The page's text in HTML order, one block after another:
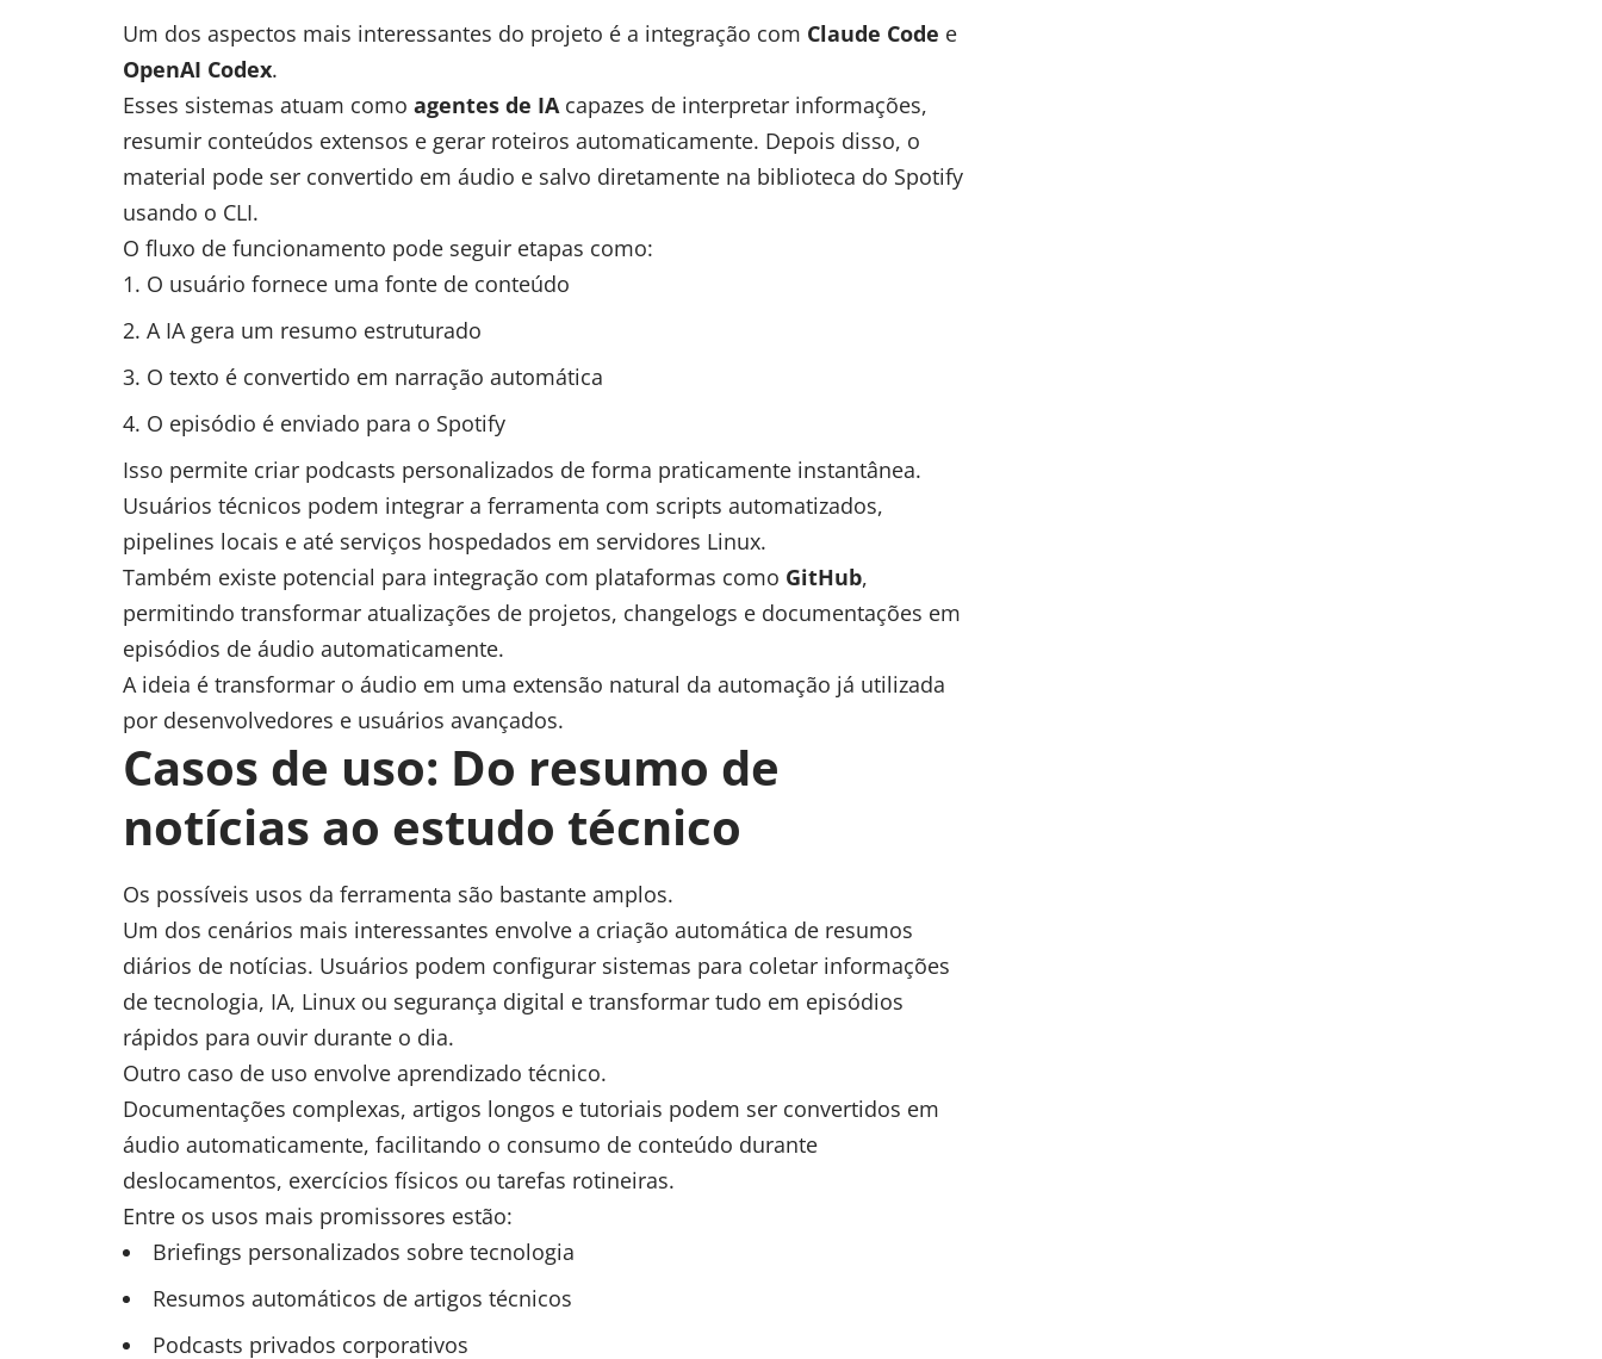
Um dos aspectos mais interessantes do projeto é a integração com Claude Code e
OpenAI Codex.
Esses sistemas atuam como agentes de IAcapazes de interpretar informações,
resumir conteúdos extensos e gerar roteiros automaticamente. Depois disso, o
material pode ser convertido em áudio e salvo diretamente na biblioteca do Spotify
usando o CLI.
O fluxo de funcionamento pode seguir etapas como:
O usuário fornece uma fonte de conteúdo
A IA gera um resumo estruturado
O texto é convertido em narração automática
O episódio é enviado para o Spotify
Isso permite criar podcasts personalizados de forma praticamente instantânea.
Usuários técnicos podem integrar a ferramenta com scripts automatizados,
pipelines locais e até serviços hospedados em servidores Linux.
Também existe potencial para integração com plataformas como GitHub,
permitindo transformar atualizações de projetos, changelogs e documentações em
episódios de áudio automaticamente.
A ideia é transformar o áudio em uma extensão natural da automação já utilizada
por desenvolvedores e usuários avançados.
Casos de uso: Do resumo de
notícias ao estudo técnico
Os possíveis usos da ferramenta são bastante amplos.
Um dos cenários mais interessantes envolve a criação automática de resumos
diários de notícias. Usuários podem configurar sistemas para coletar informações
de tecnologia, IA, Linux ou segurança digital e transformar tudo em episódios
rápidos para ouvir durante o dia.
Outro caso de uso envolve aprendizado técnico.
Documentações complexas, artigos longos e tutoriais podem ser convertidos em
áudio automaticamente, facilitando o consumo de conteúdo durante
deslocamentos, exercícios físicos ou tarefas rotineiras.
Entre os usos mais promissores estão:
Briefings personalizados sobre tecnologia
Resumos automáticos de artigos técnicos
Podcasts privados corporativos